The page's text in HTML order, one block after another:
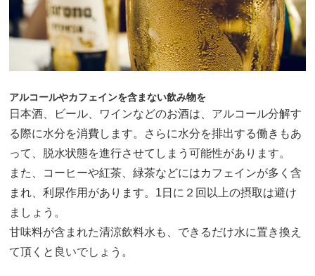
アルコールやカフェインを含まない飲み物を
日本酒、ビール、ワインなどのお酒は、アルコール分解す
る際に水分を消費します。さらに水分を排出する働きもあ
って、脱水状態を進行させてしまう可能性があります。
また、コーヒーや紅茶、緑茶などにはカフェインが多く含
まれ、利尿作用があります。1日に２回以上の摂取は避け
ましょう。
甘味料が含まれた清涼飲料水も、できるだけ水に置き換え
て頂くと良いでしょう。